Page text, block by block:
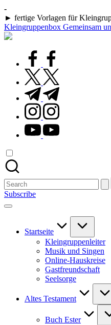
Skip
to
content
-
► fertige Vorlagen für
Kleingruppenbox Gemeinsam
Gemeinsam
wachsen,
leben
facebook.com
twitter.com
t.me
instagram.com
youtube.com
Search
for:
Subscribe
Startseite
Kleingruppenleiter
Musik und Singen
Online-Hauskreise
Gastfreundschaft
Seelsorge
Altes Testament
Buch Ester